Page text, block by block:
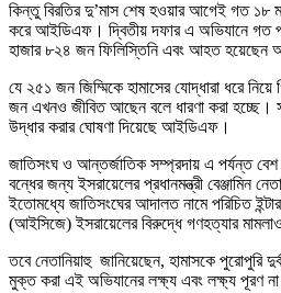
কিন্তু বিরতির দু’মাস শেষ হওয়ার আগেই গত ১৮
করে আইডিএফ। দ্বিতীয় দফার এ অভিযানে গত
হাজার ৮২৪ জন ফিলিস্তিনি এবং আহত হয়েছেন
যে ২৫১ জন জিম্মিকে হামাসের যোদ্ধারা ধরে
জন এখনও জীবিত আছেন বলে ধারণা করা হচ্ছে।
উদ্ধার করার ঘোষণা দিয়েছে আইডিএফ।
জাতিসংঘ ও আন্তর্জাতিক সম্প্রদায় এ পর্যন্ত বেশ
বন্ধের জন্য ইসরায়েলের প্রধানমন্ত্রী বেঞ্জামিন
ইতোমধ্যে জাতিসংঘের আদালত নামে পরিচিত
(আইসিজে) ইসরায়েলের বিরুদ্ধে গণহত্যার
তবে নেতানিয়াহু জানিয়েছেন, হামাসকে পুরোপুরি
মুক্ত করা এই অভিযানের লক্ষ্য এবং লক্ষ্য পূরণ